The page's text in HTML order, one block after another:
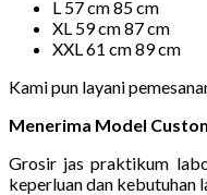
L 57 cm 85 cm
XL 59 cm 87 cm
XXL 61 cm 89 cm
Kami pun layani
Menerima Model
Grosir jas praktikum
keperluan dan kebutuhan